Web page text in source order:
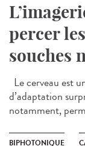
percer
souches
Le cerveau est
d’adaptation
notamment,
BIPHOTONIQUE